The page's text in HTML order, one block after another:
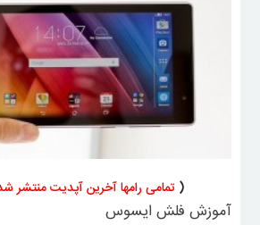
(تمامی رامها آخرین آپدیت منتشر
آموزش فلش ایسوس